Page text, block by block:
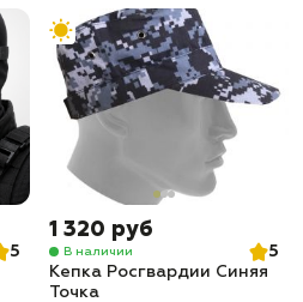
5
1 320 руб
В наличии
5
Кепка Росгвардии Синяя
Точка